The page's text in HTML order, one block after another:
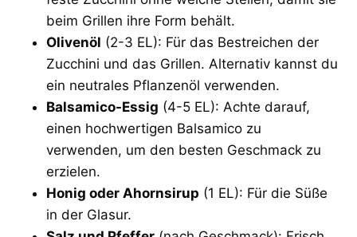
beim Grillen ihre Form behält.
Olivenöl (2-3 EL): Für das Bestreichen der
Zucchini und das Grillen. Alternativ kannst du
ein neutrales Pflanzenöl verwenden.
Balsamico-Essig (4-5 EL): Achte darauf,
einen hochwertigen Balsamico zu
verwenden, um den besten Geschmack zu
erzielen.
Honig oder Ahornsirup (1 EL): Für die Süße
in der Glasur.